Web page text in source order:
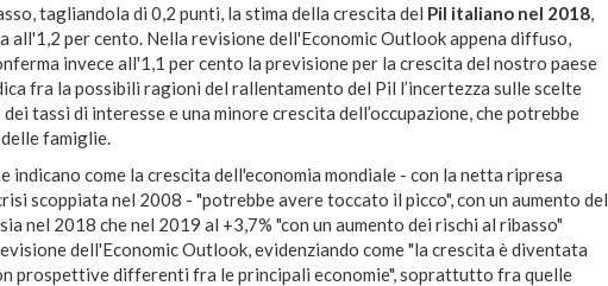
tagliandola di 0,2 punti, la stima della crescita del Pil italiano nel 2018,
all'1,2 per cento. Nella revisione dell'Economic Outlook appena diffuso,
invece all'1,1 per cento la previsione per la crescita del nostro paese
fra la possibili ragioni del rallentamento del Pil l’incertezza sulle scelte
tassi di interesse e una minore crescita dell’occupazione, che potrebbe
famiglie.
indicano come la crescita dell'economia mondiale - con la netta ripresa
scoppiata nel 2008 - "potrebbe avere toccato il picco", con un aumento del
nel 2018 che nel 2019 al +3,7% "con un aumento dei rischi al ribasso"
dell'Economic Outlook, evidenziando come "la crescita è diventata
prospettive differenti fra le principali economie", soprattutto fra quelle